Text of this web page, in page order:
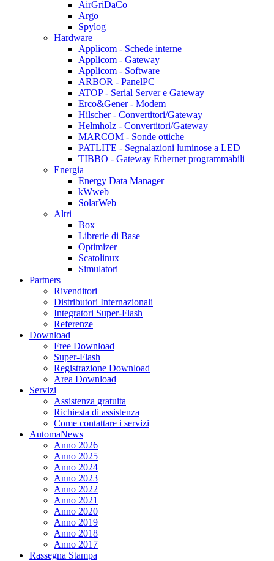
AirGriDaCo
Argo
Spylog
Hardware
Applicom - Schede interne
Applicom - Gateway
Applicom - Software
ARBOR - PanelPC
ATOP - Serial Server e Gateway
Erco&Gener - Modem
Hilscher - Convertitori/Gateway
Helmholz - Convertitori/Gateway
MARCOM - Sonde ottiche
PATLITE - Segnalazioni luminose a LED
TIBBO - Gateway Ethernet programmabili
Energia
Energy Data Manager
kWweb
SolarWeb
Altri
Box
Librerie di Base
Optimizer
Scatolinux
Simulatori
Partners
Rivenditori
Distributori Internazionali
Integratori Super-Flash
Referenze
Download
Free Download
Super-Flash
Registrazione Download
Area Download
Servizi
Assistenza gratuita
Richiesta di assistenza
Come contattare i servizi
AutomaNews
Anno 2026
Anno 2025
Anno 2024
Anno 2023
Anno 2022
Anno 2021
Anno 2020
Anno 2019
Anno 2018
Anno 2017
Rassegna Stampa